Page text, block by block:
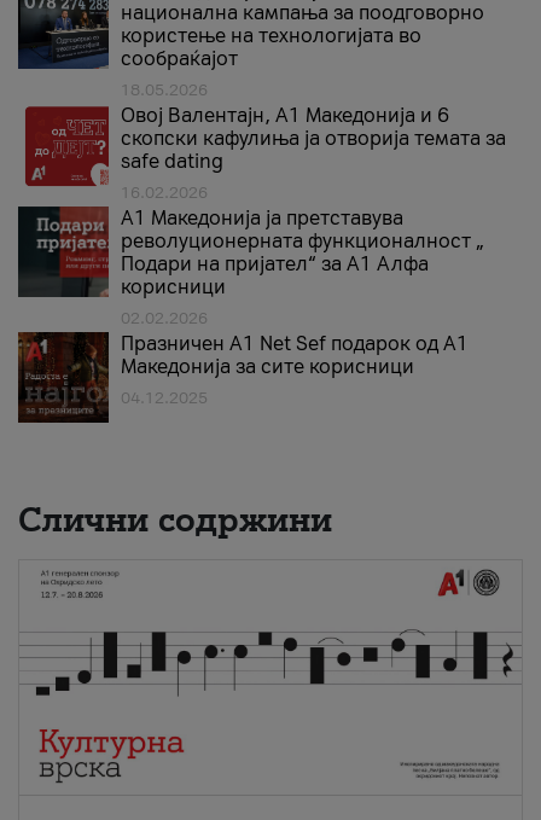
национална кампања за поодговорно
користење на технологијата во
сообраќајот
18.05.2026
Овој Валентајн, A1 Македонија и 6
скопски кафулиња ја отворија темата за
safe dating
16.02.2026
А1 Македонија ја претставува
револуционерната функционалност „
Подари на пријател“ за А1 Алфа
корисници
02.02.2026
Празничен A1 Net Sеf подарок од А1
Македонија за сите корисници
04.12.2025
Слични содржини